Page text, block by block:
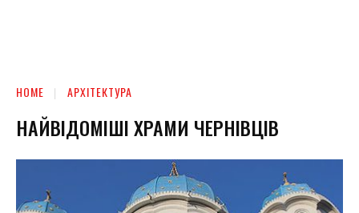
HOME АРХІТЕКТУРА
НАЙВІДОМІШІ ХРАМИ ЧЕРНІВЦІВ